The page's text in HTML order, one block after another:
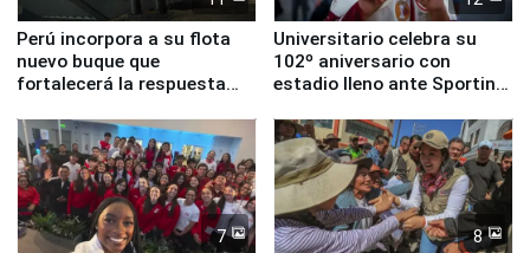
Perú incorpora a su flota
nuevo buque que
fortalecerá la respuesta
Universitario celebra su
102º aniversario con
estadio lleno ante Sporting
7 8